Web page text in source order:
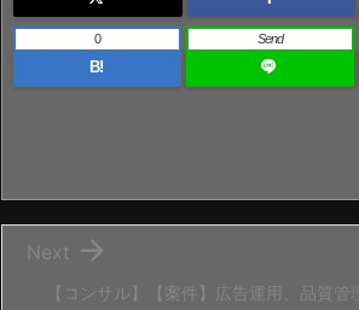
B!
0 Send
【コンサル】【案件】広告運用、品質管理

Next